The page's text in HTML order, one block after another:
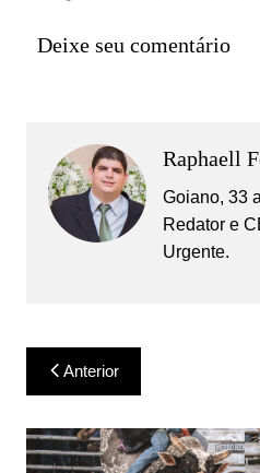
Deixe seu comentário
Raphaell
Goiano, 33
Redator e
Urgente.
Navegação
de
Post
Anterior